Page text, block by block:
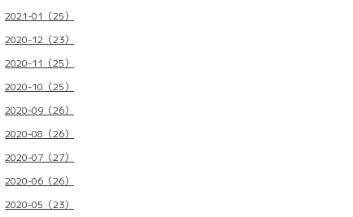
2021-01（25）
2020-12（23）
2020-11（25）
2020-10（25）
2020-09（26）
2020-08（26）
2020-07（27）
2020-06（26）
2020-05（23）